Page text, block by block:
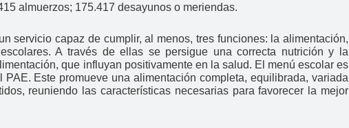
almuerzos; 175.417 desayunos o meriendas.
servicio capaz de cumplir, al menos, tres funciones: la alimentación,
A través de ellas se persigue una correcta nutrición y la
que influyan positivamente en la salud. El menú escolar es
Este promueve una alimentación completa, equilibrada, variada
reuniendo las características necesarias para favorecer la mejor